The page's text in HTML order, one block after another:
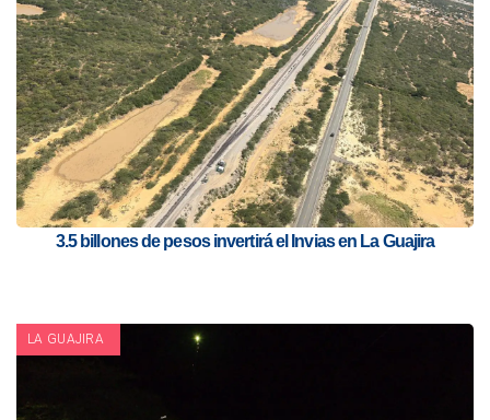
3.5 billones de pesos invertirá el Invias en La Guajira
LA GUAJIRA